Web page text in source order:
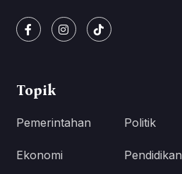
Topik
Pemerintahan Politik
Ekonomi Pendidikan